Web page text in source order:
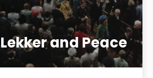
Lekker and Peace